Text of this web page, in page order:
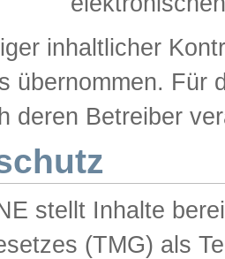
inhaltlicher
übernommen. Für
deren Betreiber
stellt Inhalte
(TMG) als